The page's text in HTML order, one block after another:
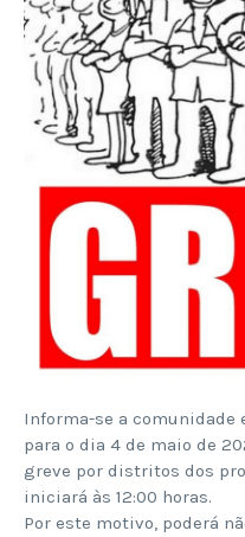
Informa-se a comunidade
para o dia 4 de maio de
greve por distritos dos
iniciará às 12:00 horas.
Por este motivo, poderá